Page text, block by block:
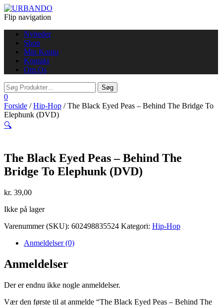
Flip navigation
Nyheder
Shop
Min Konto
Kontakt
Om Os
0
Forside /Hip-Hop / The Black Eyed Peas – Behind The Bridge To
Elephunk (DVD)
🔍
The Black Eyed Peas – Behind The
Bridge To Elephunk (DVD)
kr. 39,00
Ikke på lager
Varenummer (SKU): 602498835524 Kategori: Hip-Hop
Anmeldelser (0)
Anmeldelser
Der er endnu ikke nogle anmeldelser.
Vær den første til at anmelde “The Black Eyed Peas – Behind The